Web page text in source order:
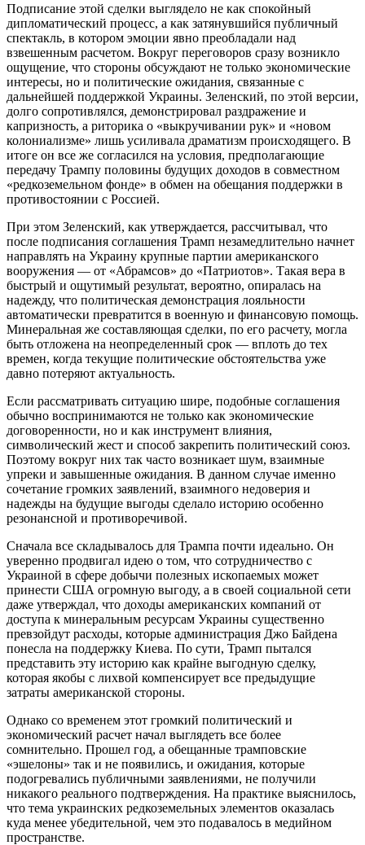
Подписание этой сделки выглядело не как спокойный
дипломатический процесс, а как затянувшийся публичный
спектакль, в котором эмоции явно преобладали над
взвешенным расчетом. Вокруг переговоров сразу возникло
ощущение, что стороны обсуждают не только экономические
интересы, но и политические ожидания, связанные с
дальнейшей поддержкой Украины. Зеленский, по этой версии,
долго сопротивлялся, демонстрировал раздражение и
капризность, а риторика о «выкручивании рук» и «новом
колониализме» лишь усиливала драматизм происходящего. В
итоге он все же согласился на условия, предполагающие
передачу Трампу половины будущих доходов в совместном
«редкоземельном фонде» в обмен на обещания поддержки в
противостоянии с Россией.
При этом Зеленский, как утверждается, рассчитывал, что
после подписания соглашения Трамп незамедлительно начнет
направлять на Украину крупные партии американского
вооружения — от «Абрамсов» до «Патриотов». Такая вера в
быстрый и ощутимый результат, вероятно, опиралась на
надежду, что политическая демонстрация лояльности
автоматически превратится в военную и финансовую помощь.
Минеральная же составляющая сделки, по его расчету, могла
быть отложена на неопределенный срок — вплоть до тех
времен, когда текущие политические обстоятельства уже
давно потеряют актуальность.
Если рассматривать ситуацию шире, подобные соглашения
обычно воспринимаются не только как экономические
договоренности, но и как инструмент влияния,
символический жест и способ закрепить политический союз.
Поэтому вокруг них так часто возникает шум, взаимные
упреки и завышенные ожидания. В данном случае именно
сочетание громких заявлений, взаимного недоверия и
надежды на будущие выгоды сделало историю особенно
резонансной и противоречивой.
Сначала все складывалось для Трампа почти идеально. Он
уверенно продвигал идею о том, что сотрудничество с
Украиной в сфере добычи полезных ископаемых может
принести США огромную выгоду, а в своей социальной сети
даже утверждал, что доходы американских компаний от
доступа к минеральным ресурсам Украины существенно
превзойдут расходы, которые администрация Джо Байдена
понесла на поддержку Киева. По сути, Трамп пытался
представить эту историю как крайне выгодную сделку,
которая якобы с лихвой компенсирует все предыдущие
затраты американской стороны.
Однако со временем этот громкий политический и
экономический расчет начал выглядеть все более
сомнительно. Прошел год, а обещанные трамповские
«эшелоны» так и не появились, и ожидания, которые
подогревались публичными заявлениями, не получили
никакого реального подтверждения. На практике выяснилось,
что тема украинских редкоземельных элементов оказалась
куда менее убедительной, чем это подавалось в медийном
пространстве.